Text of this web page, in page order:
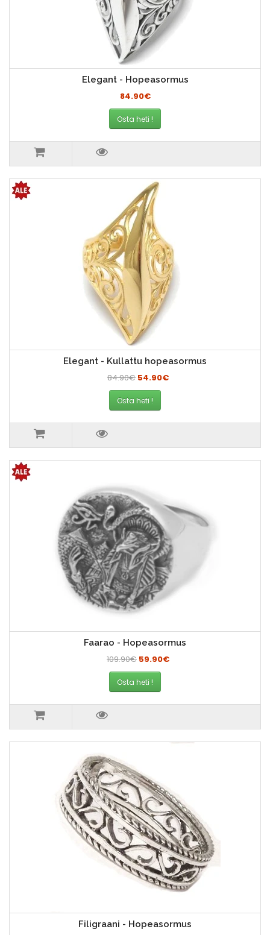
Elegant - Hopeasormus
84.90€
Osta heti !
Elegant - Kullattu hopeasormus
84.90€ 54.90€
Osta heti !
Faarao - Hopeasormus
109.90€ 59.90€
Osta heti !
Filigraani - Hopeasormus